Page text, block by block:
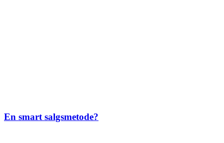
En smart salgsmetode?